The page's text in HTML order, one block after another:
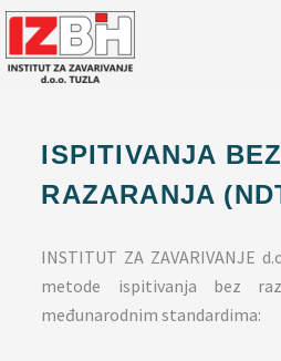
ISPITIVANJA BEZ
RAZARANJA
INSTITUT ZA ZAVARIVANJE
metode ispitivanja bez
međunarodnim standardima:
ISPITIVANJA
ISPITIVANJE METODAMA SA
CERTIFICIRANJE
KONTAKT